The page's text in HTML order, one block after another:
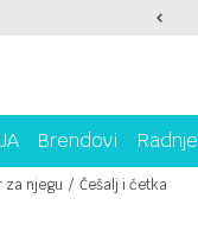
NA RATE!
Brendovi Radnje
za njegu Češalj i četka